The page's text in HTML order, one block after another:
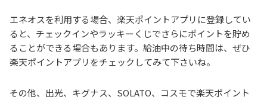
エネオスを利用する場合、楽天ポイントアプリに登録してい
ると、チェックインやラッキーくじでさらにポイントを貯め
ることができる場合もあります。給油中の待ち時間は、ぜひ
楽天ポイントアプリをチェックしてみて下さいね。
その他、出光、キグナス、SOLATO、コスモで楽天ポイント